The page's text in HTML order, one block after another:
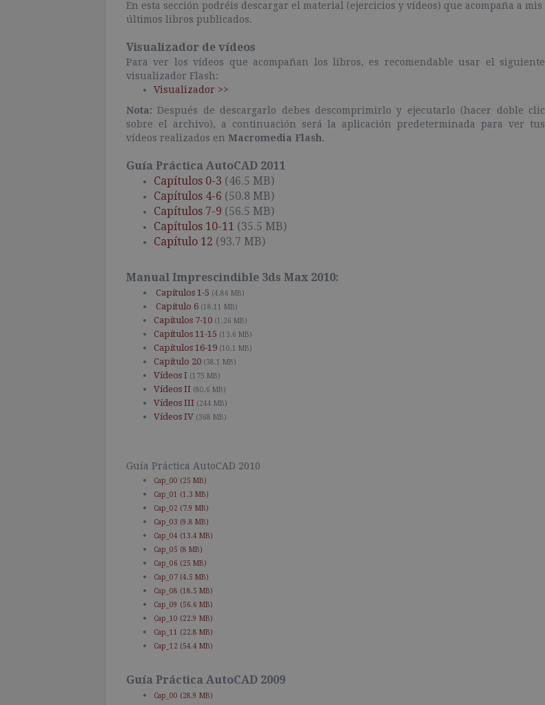
En esta sección podréis descargar el material (ejercicios y vídeos) que acompaña a mis
últimos libros publicados.
Visualizador de vídeos
Para ver los vídeos que acompañan los libros, es recomendable usar el siguiente
visualizador Flash:
Visualizador >>
Nota: Después de descargarlo debes descomprimirlo y ejecutarlo (hacer doble clic
sobre el archivo), a continuación será la aplicación predeterminada para ver tus
vídeos realizados en Macromedia Flash.
Guía Práctica AutoCAD 2011
Capítulos 0-3 (46.5 MB)
Capítulos 4-6 (50.8 MB)
Capítulos 7-9 (56.5 MB)
Capítulos 10-11 (35.5 MB)
Capítulo 12 (93.7 MB)
Manual Imprescindible 3ds Max 2010:
Capítulos 1-5 (4.86 MB)
Capítulo 6 (18.11 MB)
Capítulos 7-10 (1.26 MB)
Capítulos 11-15 (13.6 MB)
Capítulos 16-19 (10.1 MB)
Capítulo 20 (38.1 MB)
Vídeos I (175 MB)
Vídeos II (80.6 MB)
Vídeos III (244 MB)
Vídeos IV (368 MB)
Guía Práctica AutoCAD 2010
Cap_00 (25 MB)
Cap_01 (1.3 MB)
Cap_02 (7.9 MB)
Cap_03 (9.8 MB)
Cap_04 (13.4 MB)
Cap_05 (8 MB)
Cap_06 (25 MB)
Cap_07 (4.5 MB)
Cap_08 (18.5 MB)
Cap_09 (56.6 MB)
Cap_10 (22.9 MB)
Cap_11 (22.8 MB)
Cap_12 (54.4 MB)
Guía Práctica AutoCAD 2009
Cap_00 (28.9 MB)